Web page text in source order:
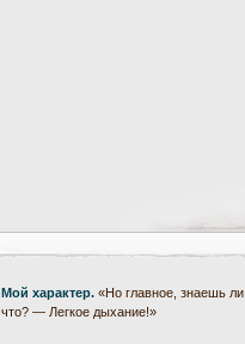
Мой характер. «Но главное, знаешь ли
что? — Легкое дыхание!»